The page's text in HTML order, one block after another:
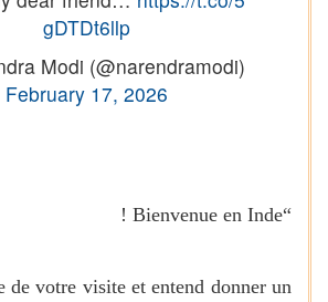
gDTDt6llp
Modi (@narendramodi)
February 17, 2026
“
Bienvenue en Inde
!
de votre visite et entend donner un